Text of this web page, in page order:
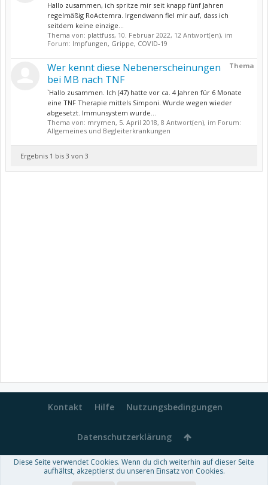
Hallo zusammen, ich spritze mir seit knapp fünf Jahren
regelmäßig RoActemra. Irgendwann fiel mir auf, dass ich
seitdem keine einzige...
Thema von: plattfuss, 10. Februar 2022, 12 Antwort(en), im
Forum: Impfungen, Grippe, COVID-19
Thema
Wer kennt diese Nebenerscheinungen
bei MB nach TNF
`Hallo zusammen. Ich (47) hatte vor ca. 4 Jahren für 6 Monate
eine TNF Therapie mittels Simponi. Wurde wegen wieder
abgesetzt. Immunsystem wurde...
Thema von: mrymen, 5. April 2018, 8 Antwort(en), im Forum:
Allgemeines und Begleiterkrankungen
Ergebnis 1 bis 3 von 3
Kontakt Hilfe Nutzungsbedingungen
Datenschutzerklärung
Forum software by XenForo™-Deutsch von xenDach
Diese Seite verwendet Cookies. Wenn du dich weiterhin auf dieser Seite
aufhältst, akzeptierst du unseren Einsatz von Cookies.